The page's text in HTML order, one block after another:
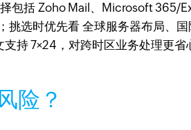
包括 Zoho Mail、Microsoft 365/
选时优先看 全球服务器布局、
持 7×24，对跨时区业务处理更省
险？